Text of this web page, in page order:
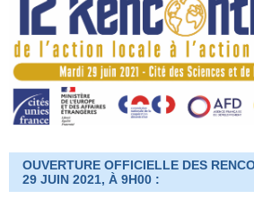
OUVERTURE OFFICIELLE DES
29 JUIN 2021, À 9H00 :